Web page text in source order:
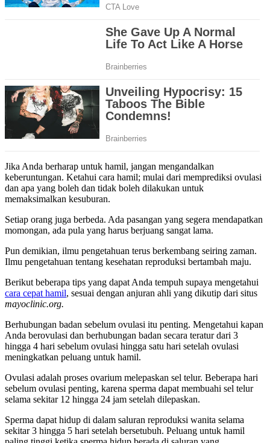
Jika Anda berharap untuk hamil, jangan mengandalkan
keberuntungan. Ketahui cara hamil; mulai dari memprediksi ovulasi
dan apa yang boleh dan tidak boleh dilakukan untuk
memaksimalkan kesuburan.
Setiap orang juga berbeda. Ada pasangan yang segera mendapatkan
momongan, ada pula yang harus berjuang sangat lama.
Pun demikian, ilmu pengetahuan terus berkembang seiring zaman.
Ilmu pengetahuan tentang kesehatan reproduksi bertambah maju.
Berikut beberapa tips yang dapat Anda tempuh supaya mengetahui
cara cepat hamil, sesuai dengan anjuran ahli yang dikutip dari situs
mayoclinic.org.
Berhubungan badan sebelum ovulasi itu penting. Mengetahui kapan
Anda berovulasi dan berhubungan badan secara teratur dari 3
hingga 4 hari sebelum ovulasi hingga satu hari setelah ovulasi
meningkatkan peluang untuk hamil.
Ovulasi adalah proses ovarium melepaskan sel telur. Beberapa hari
sebelum ovulasi penting, karena sperma dapat membuahi sel telur
selama sekitar 12 hingga 24 jam setelah dilepaskan.
Sperma dapat hidup di dalam saluran reproduksi wanita selama
sekitar 3 hingga 5 hari setelah bersetubuh. Peluang untuk hamil